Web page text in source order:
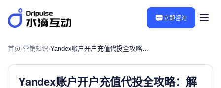
立即咨询
首页›营销知识› Yandex账户开户充值代投全攻略：解锁俄罗斯市场的关键步骤
Yandex账户开户充值代投全攻略：解